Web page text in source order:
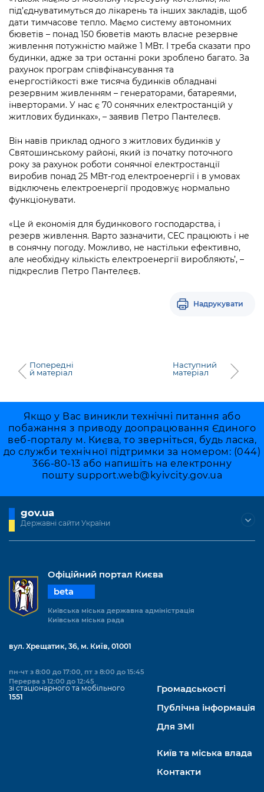
Підприємства, установи, організації
Kyiv International Relations
Річні звіти
Гендерна політика
Безбар'єрність
Портал Захисників та Захисниць
Безбар'єрність
Портал послуг
Міський застосунок Київ Цифровий
Важливе під час воєнного стану
Уряд» – місцевий рівень»
Важливе під час воєнного стану
Про відкриті дані
Портал даних Києва
Публічні дашборди
під’єднуватимуться до лікарень та інших закладів, щоб
дати тимчасове тепло. Маємо систему автономних
бюветів – понад 150 бюветів мають власне резервне
живлення потужністю майже 1 МВт. І треба сказати про
будинки, адже за три останні роки зроблено багато. За
рахунок програм співфінансування та
енергостійкості вже тисяча будинків обладнані
резервним живленням – генераторами, батареями,
інверторами. У нас є 70 сонячних електростанцій у
житлових будинках», – заявив Петро Пантелеєв.
Він навів приклад одного з житлових будинків у
Святошинському районі, який із початку поточного
року за рахунок роботи сонячної електростанції
виробив понад 25 МВт-год електроенергії і в умовах
відключень електроенергії продовжує нормально
функціонувати.
«Це й економія для будинкового господарства, і
резерв живлення. Варто зазначити, СЕС працюють і не
в сонячну погоду. Можливо, не настільки ефективно,
але необхідну кількість електроенергії виробляють’, –
підкреслив Петро Пантелеєв.
Надрукувати
Попередні
й матеріал
Наступний
матеріал
Якщо у Вас виникли технічні питання або
побажання з приводу доопрацювання Єдиного
веб-порталу м. Києва, то зверніться, будь ласка,
до служби технічної підтримки за номером: (044)
366-80-13 або напишіть на електронну
пошту support.web@kyivcity.gov.ua
gov.ua
Державні сайти України
Офіційний портал Києва
beta
Київська міська державна адміністрація
Київська міська рада
вул. Хрещатик, 36, м. Київ, 01001
пн-чт з 8:00 до 17:00, пт з 8:00 до 15:45
Перерва з 12:00 до 12:45
зі стаціонарного та мобільного
1551
Громадськості
Публічна інформація
Для ЗМІ
Київ та міська влада
Контакти